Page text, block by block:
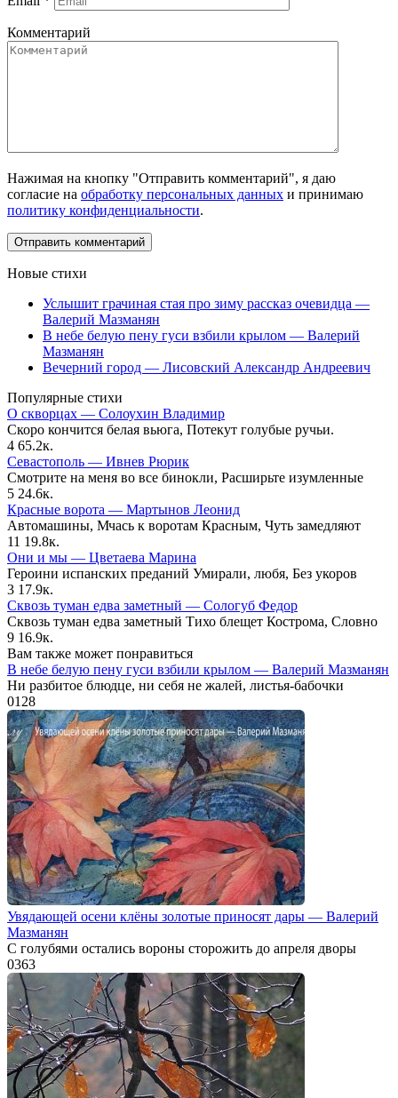
Комментарий
Нажимая на кнопку "Отправить комментарий", я даю
согласие на обработку персональных данных и принимаю
политику конфиденциальности.
Новые стихи
Услышит грачиная стая про зиму рассказ очевидца —
Валерий Мазманян
В небе белую пену гуси взбили крылом — Валерий
Мазманян
Вечерний город — Лисовский Александр Андреевич
Популярные стихи
О скворцах — Солоухин Владимир
Скоро кончится белая вьюга, Потекут голубые ручьи.
4 65.2к.
Севастополь — Ивнев Рюрик
Смотрите на меня во все бинокли, Расширьте изумленные
5 24.6к.
Красные ворота — Мартынов Леонид
Автомашины, Мчась к воротам Красным, Чуть замедляют
11 19.8к.
Они и мы — Цветаева Марина
Героини испанских преданий Умирали, любя, Без укоров
3 17.9к.
Сквозь туман едва заметный — Сологуб Федор
Сквозь туман едва заметный Тихо блещет Кострома, Словно
9 16.9к.
Вам также может понравиться
В небе белую пену гуси взбили крылом — Валерий Мазманян
Ни разбитое блюдце, ни себя не жалей, листья-бабочки
0128
Увядающей осени клёны золотые приносят дары — Валерий
Мазманян
С голубями остались вороны сторожить до апреля дворы
0363